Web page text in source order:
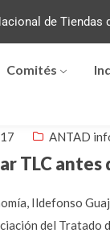
de Tiendas
Comités
ANTAD
TLC antes
Ildefonso
del Tratado